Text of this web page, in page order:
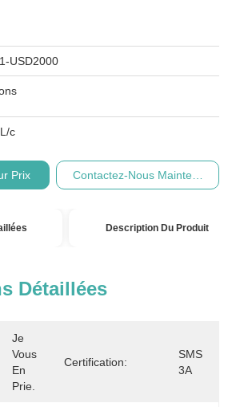
USD2000
c
Prix Contactez-Nous Maintenant
Description Du Produit
Détaillées
Je
Vous
En
Prie.
Certification:
SMS
3A